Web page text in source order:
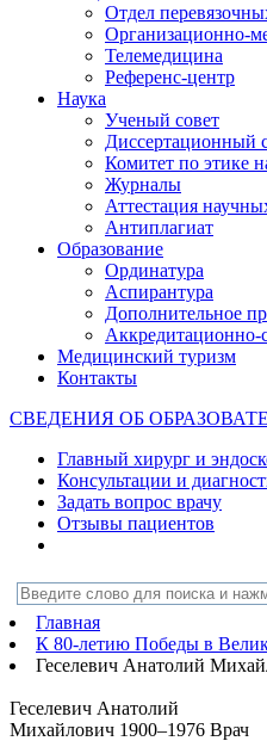
Отдел
Организационно-
Телемедицина
Референс-центр
Наука
Ученый совет
Диссертационный
Комитет по этике
Журналы
Аттестация
Антиплагиат
Образование
Ординатура
Аспирантура
Дополнительное
Медицинский туризм
Контакты
СВЕДЕНИЯ ОБ
Главный хирург и
Консультации и
Задать вопрос врачу
Отзывы пациентов
Главная
К 80-летию Победы в
Геселевич Анатолий
Геселевич Анатолий
Михайлович 1900–1976 Врач